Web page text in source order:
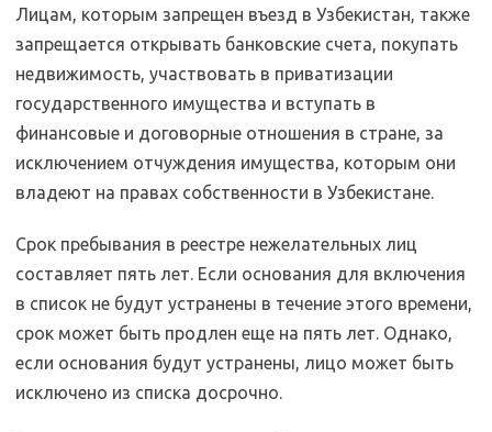
Лицам, которым запрещен въезд в Узбекистан, также
запрещается открывать банковские счета, покупать
недвижимость, участвовать в приватизации
государственного имущества и вступать в
финансовые и договорные отношения в стране, за
исключением отчуждения имущества, которым они
владеют на правах собственности в Узбекистане.
Срок пребывания в реестре нежелательных лиц
составляет пять лет. Если основания для включения
в список не будут устранены в течение этого времени,
срок может быть продлен еще на пять лет. Однако,
если основания будут устранены, лицо может быть
исключено из списка досрочно.